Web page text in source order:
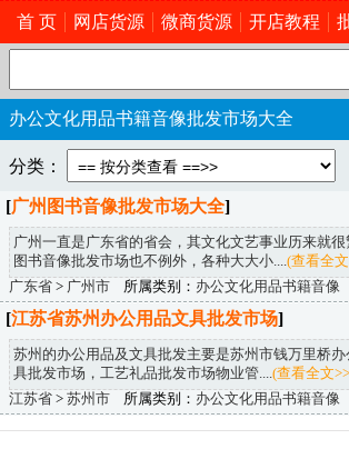
首 页 网店货源 微商货源 开店教程
办公文化用品书籍音像批发市场大全
分类：
[广州图书音像批发市场大全]
广州一直是广东省的省会，其文化文艺事业历来就
图书音像批发市场也不例外，各种大大小....(查看全
广东省 > 广州市 所属类别： 办公文化用品书籍音像
[江苏省苏州办公用品文具批发市场]
苏州的办公用品及文具批发主要是苏州市钱万里桥
具批发市场，工艺礼品批发市场物业管....(查看全文
江苏省 > 苏州市 所属类别： 办公文化用品书籍音像